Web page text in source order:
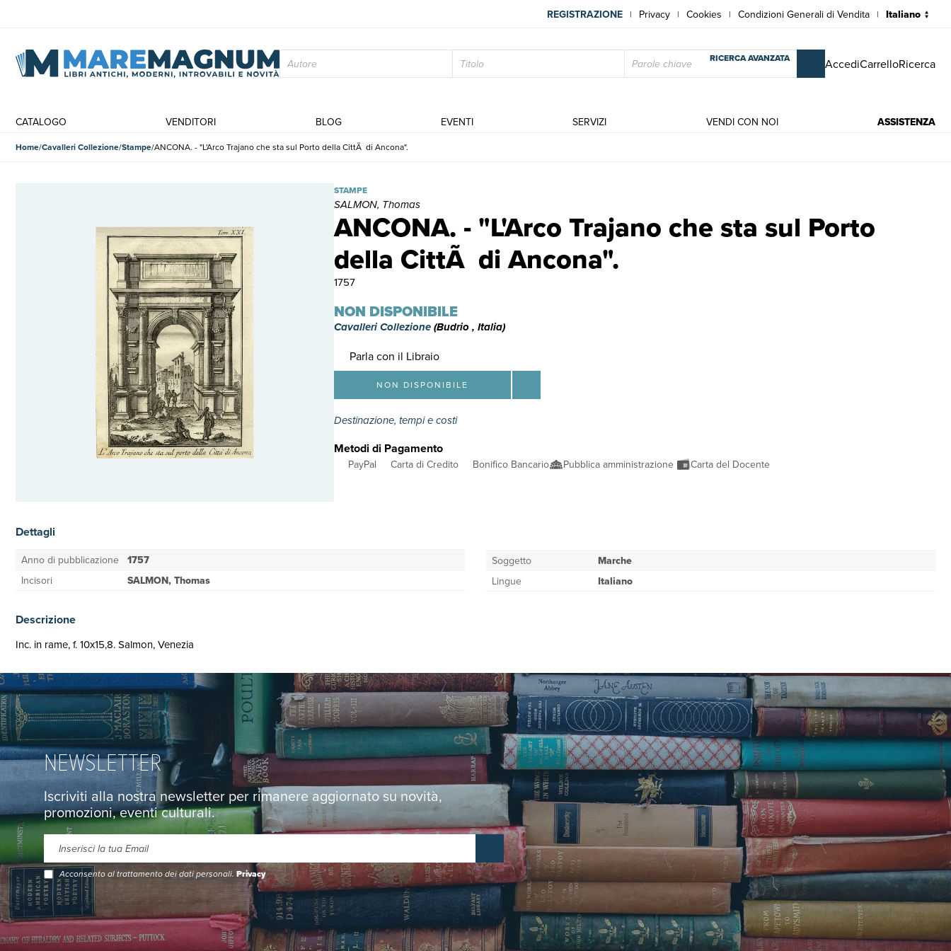
REGISTRAZIONE | Privacy | Cookies | Condizioni Generali di Vendita |
RICERCA AVANZATA AccediCarrelloRicerca
CATALOGO VENDITORI BLOG EVENTI SERVIZI VENDI CON NOI ASSISTENZA
Home Cavalleri Collezione Stampe ANCONA. - "L'Arco Trajano che sta sul Porto della CittÃ di Ancona".
ANCONA. - "L'Arco Trajano che sta sul Porto
della CittÃ di Ancona".
ANCONA. - "L'Arco Trajano che sta sul Porto della CittÃ di Ancona". | Stampe | SALMON, Thomas
STAMPE
SALMON, Thomas
1757
NON DISPONIBILE
Cavalleri Collezione(Budrio , Italia)
Parla con il Libraio
NON DISPONIBILE
Destinazione, tempi e costi
Metodi di Pagamento
PayPal Carta di Credito Bonifico Bancario Pubblica amministrazione Carta del Docente
Dettagli
Anno di pubblicazione 1757
Incisori
SALMON, Thomas
Soggetto
Marche
Lingue
Italiano
Descrizione
Inc. in rame, f. 10x15,8. Salmon, Venezia
NEWSLETTER
Iscriviti alla nostra newsletter per rimanere aggiornato su novità,
promozioni, eventi culturali.
Acconsento al trattamento dei dati personali.Privacy